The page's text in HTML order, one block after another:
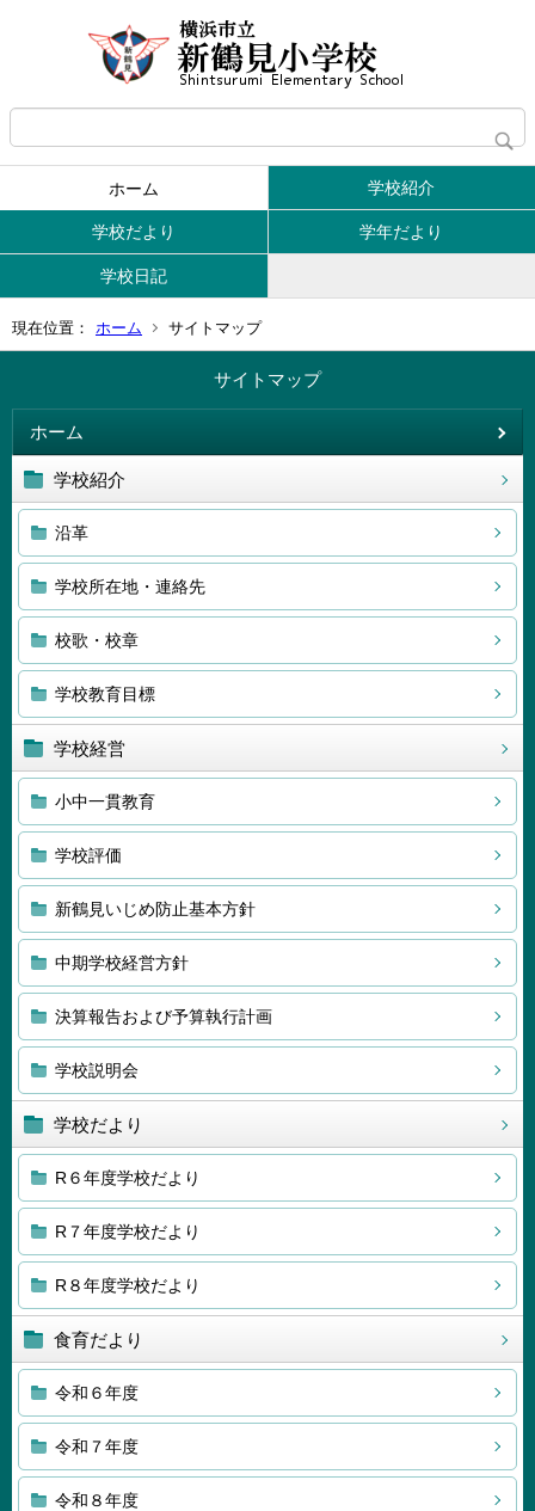
ホーム 学校紹介
学校だより 学年だより
学校日記
現在位置： ホーム サイトマップ
サイトマップ
ホーム
学校紹介
沿革
学校所在地・連絡先
校歌・校章
学校教育目標
学校経営
小中一貫教育
学校評価
新鶴見いじめ防止基本方針
中期学校経営方針
決算報告および予算執行計画
学校説明会
学校だより
R６年度学校だより
R７年度学校だより
R８年度学校だより
食育だより
令和６年度
令和７年度
令和８年度